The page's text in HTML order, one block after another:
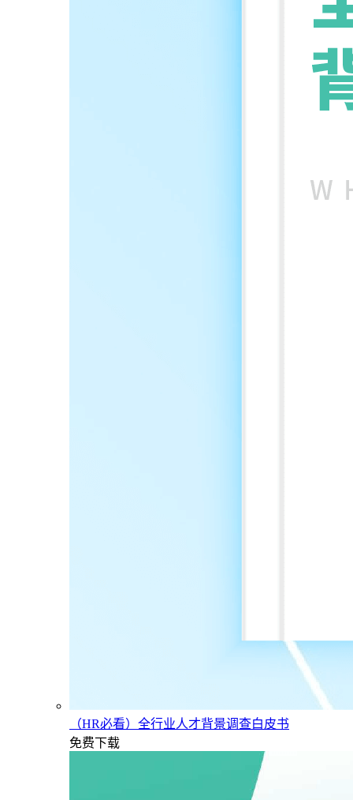
（HR必看）全行业人才背景调查白皮书
免费下载